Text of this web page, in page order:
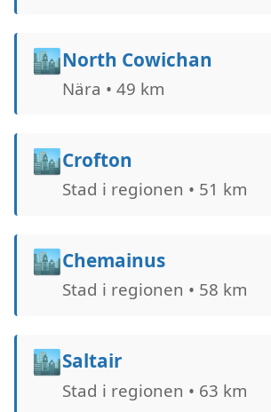
🏙️North Cowichan
Nära • 49 km
🏙️Crofton
Stad i regionen • 51 km
🏙️Chemainus
Stad i regionen • 58 km
🏙️Saltair
Stad i regionen • 63 km